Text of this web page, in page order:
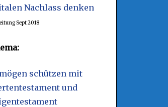
Nachlass denken
Sept 2018
schützen mit
und